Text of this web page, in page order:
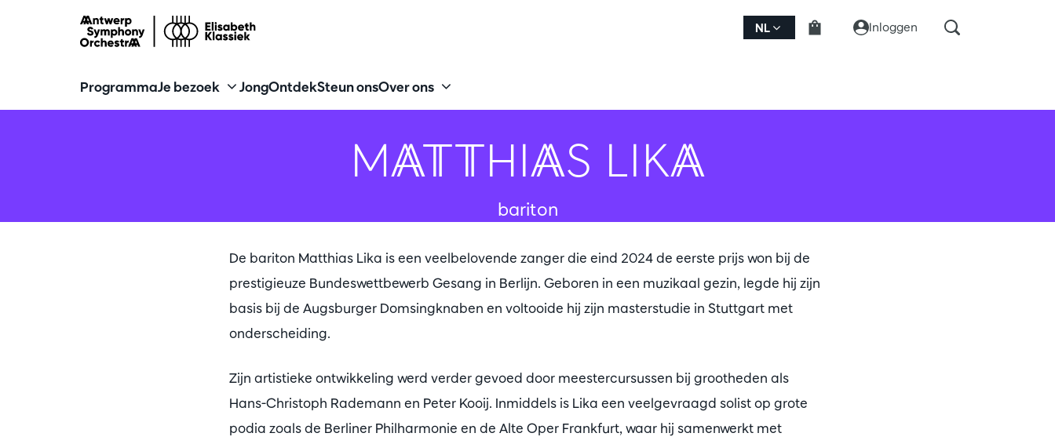
NL Inloggen
ProgrammaJe bezoek JongOntdekSteun onsOver ons
MATTHIAS LIKA
bariton
De bariton Matthias Lika is een veelbelovende zanger die eind 2024 de eerste prijs won bij de
prestigieuze Bundeswettbewerb Gesang in Berlijn. Geboren in een muzikaal gezin, legde hij zijn
basis bij de Augsburger Domsingknaben en voltooide hij zijn masterstudie in Stuttgart met
onderscheiding.
Zijn artistieke ontwikkeling werd verder gevoed door meestercursussen bij grootheden als
Hans-Christoph Rademann en Peter Kooij. Inmiddels is Lika een veelgevraagd solist op grote
podia zoals de Berliner Philharmonie en de Alte Oper Frankfurt, waar hij samenwerkt met